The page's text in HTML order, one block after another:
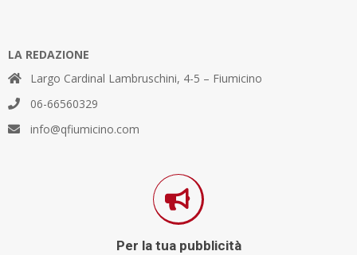
LA REDAZIONE
Largo Cardinal Lambruschini, 4-5 – Fiumicino
06-66560329
info@qfiumicino.com
Per la tua pubblicità